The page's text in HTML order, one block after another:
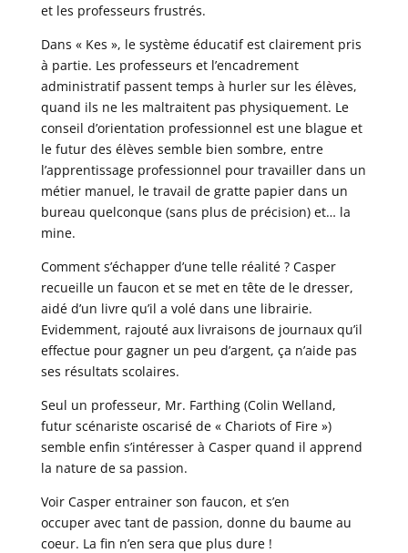
et les professeurs frustrés.
Dans « Kes », le système éducatif est clairement pris
à partie. Les professeurs et l’encadrement
administratif passent temps à hurler sur les élèves,
quand ils ne les maltraitent pas physiquement. Le
conseil d’orientation professionnel est une blague et
le futur des élèves semble bien sombre, entre
l’apprentissage professionnel pour travailler dans un
métier manuel, le travail de gratte papier dans un
bureau quelconque (sans plus de précision) et… la
mine.
Comment s’échapper d’une telle réalité ? Casper
recueille un faucon et se met en tête de le dresser,
aidé d’un livre qu’il a volé dans une librairie.
Evidemment, rajouté aux livraisons de journaux qu’il
effectue pour gagner un peu d’argent, ça n’aide pas
ses résultats scolaires.
Seul un professeur, Mr. Farthing (Colin Welland,
futur scénariste oscarisé de « Chariots of Fire »)
semble enfin s’intéresser à Casper quand il apprend
la nature de sa passion.
Voir Casper entrainer son faucon, et s’en
occuper avec tant de passion, donne du baume au
coeur. La fin n’en sera que plus dure !